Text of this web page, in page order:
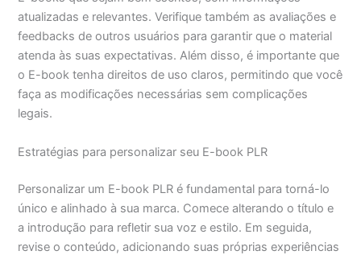
atualizadas e relevantes. Verifique também as avaliações e
feedbacks de outros usuários para garantir que o material
atenda às suas expectativas. Além disso, é importante que
o E-book tenha direitos de uso claros, permitindo que você
faça as modificações necessárias sem complicações
legais.
Estratégias para personalizar seu E-book PLR
Personalizar um E-book PLR é fundamental para torná-lo
único e alinhado à sua marca. Comece alterando o título e
a introdução para refletir sua voz e estilo. Em seguida,
revise o conteúdo, adicionando suas próprias experiências